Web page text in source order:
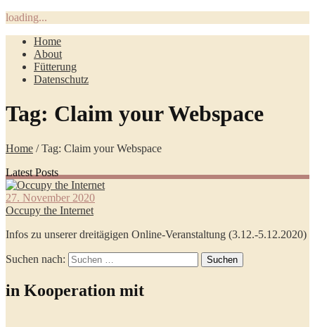
loading...
Home
About
Fütterung
Datenschutz
Tag: Claim your Webspace
Home / Tag: Claim your Webspace
Latest Posts
27. November 2020
Occupy the Internet
Infos zu unserer dreitägigen Online-Veranstaltung (3.12.-5.12.2020)
Suchen nach:
in Kooperation mit